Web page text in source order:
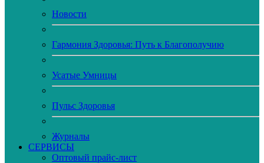
Новости
Гармония Здоровья: Путь к Благополучию
Усатые Умницы
Пульс Здоровья
Журналы
CЕРВИСЫ
Оптовый прайс-лист